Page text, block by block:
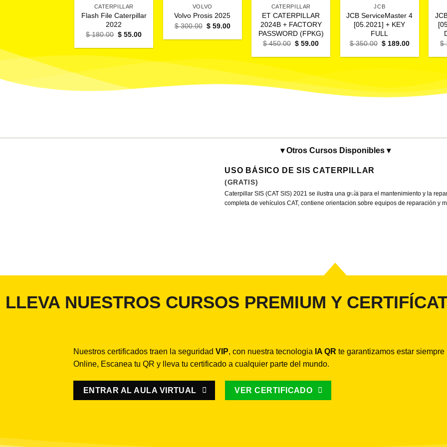
CATERPILLAR
Flash File Caterpillar
2022
$180.00 El
original
$ 180.00.
$ 55.00El
actual
$ 55.00.
VOLVO
Volvo Prosis 2025
$300.00 El
original
$59.00El
actual
CATERPILLAR
ET CATERPILLAR
2024B + FACTORY
PASSWORD (FPKG)
$450.00 El
original
$ 450.00.
$ 59.00El
actual
JCB
JCB ServiceMaster 4
[05.2021] + KEY
FULL
$350.00 El
original
$189.00El
actual
$
▾ Otros Cursos Disponibles ▾
USO BÁSICO DE SIS CATERPILLAR
(GRATIS)
Caterpillar SIS (CAT SIS) 2021 se ilustra una guía para el mantenimiento y la
completa de vehículos CAT, contiene orientación sobre equipos de reparación y
LLEVA NUESTROS CURSOS PREMIUM Y
Nuestros certificados traen la seguridad VIP, con nuestra tecnologia IA QR te garantizamos estar siempre
Online, Escanea tu QR y lleva tu certificado a cualquier parte del mundo.
ENTRAR AL AULA VIRTUAL VER CERTIFICADO